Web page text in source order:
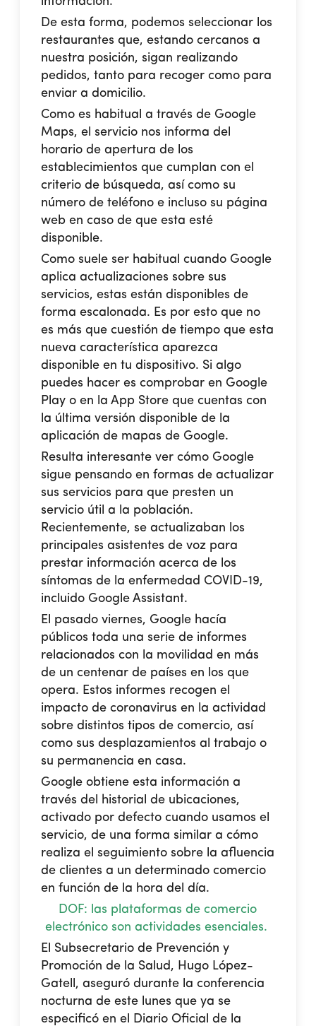
De esta forma, podemos seleccionar los
restaurantes que, estando cercanos a
nuestra posición, sigan realizando
pedidos, tanto para recoger como para
enviar a domicilio.
Como es habitual a través de Google
Maps, el servicio nos informa del
horario de apertura de los
establecimientos que cumplan con el
criterio de búsqueda, así como su
número de teléfono e incluso su página
web en caso de que esta esté
disponible.
Como suele ser habitual cuando Google
aplica actualizaciones sobre sus
servicios, estas están disponibles de
forma escalonada. Es por esto que no
es más que cuestión de tiempo que esta
nueva característica aparezca
disponible en tu dispositivo. Si algo
puedes hacer es comprobar en Google
Play o en la App Store que cuentas con
la última versión disponible de la
aplicación de mapas de Google.
Resulta interesante ver cómo Google
sigue pensando en formas de actualizar
sus servicios para que presten un
servicio útil a la población.
Recientemente, se actualizaban los
principales asistentes de voz para
prestar información acerca de los
síntomas de la enfermedad COVID-19,
incluido Google Assistant.
El pasado viernes, Google hacía
públicos toda una serie de informes
relacionados con la movilidad en más
de un centenar de países en los que
opera. Estos informes recogen el
impacto de coronavirus en la actividad
sobre distintos tipos de comercio, así
como sus desplazamientos al trabajo o
su permanencia en casa.
Google obtiene esta información a
través del historial de ubicaciones,
activado por defecto cuando usamos el
servicio, de una forma similar a cómo
realiza el seguimiento sobre la afluencia
de clientes a un determinado comercio
en función de la hora del día.
DOF: las plataformas de comercio
electrónico son actividades esenciales.
El Subsecretario de Prevención y
Promoción de la Salud, Hugo López-
Gatell, aseguró durante la conferencia
nocturna de este lunes que ya se
especificó en el Diario Oficial de la